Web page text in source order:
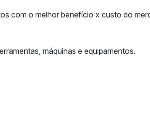
com o melhor benefício x custo do
máquinas e equipamentos.